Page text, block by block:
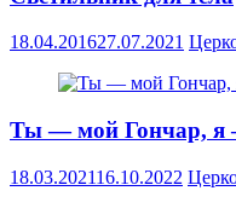
18.04.201627.07.2021
Ты — мой Гончар, я
18.03.202116.10.2022